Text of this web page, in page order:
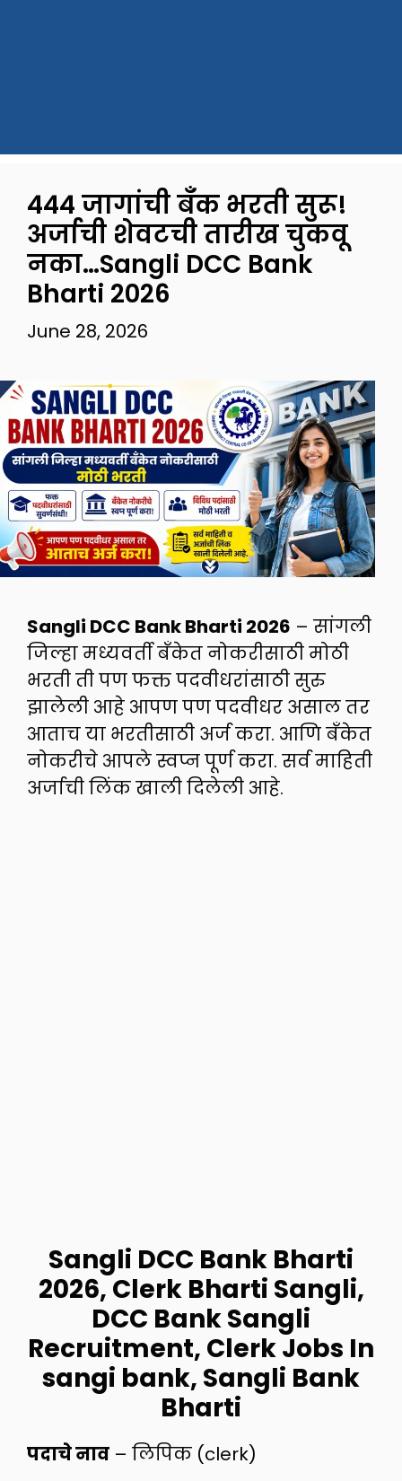
444 जागांची बँक भरती सुरू!
अर्जाची शेवटची तारीख चुकवू
नका…Sangli DCC Bank
Bharti 2026
June 28, 2026
Sangli DCC Bank Bharti 2026 – सांगली
जिल्हा मध्यवर्ती बँकेत नोकरीसाठी मोठी
भरती ती पण फक्त पदवीधरांसाठी सुरु
झालेली आहे आपण पण पदवीधर असाल तर
आताच या भरतीसाठी अर्ज करा. आणि बँकेत
नोकरीचे आपले स्वप्न पूर्ण करा. सर्व माहिती
अर्जाची लिंक खाली दिलेली आहे.
Sangli DCC Bank Bharti
2026, Clerk Bharti Sangli,
DCC Bank Sangli
Recruitment, Clerk Jobs In
sangi bank, Sangli Bank
Bharti
पदाचे नाव – लिपिक (clerk)